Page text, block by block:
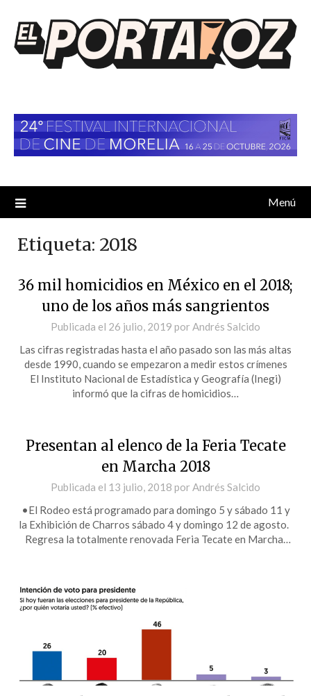
contenido
Menú
Etiqueta: 2018
36 mil homicidios en México en el 2018;
uno de los años más sangrientos
Publicada el 26 julio, 2019 por Andrés Salcido
Las cifras registradas hasta el año pasado son las más altas
desde 1990, cuando se empezaron a medir estos crímenes
El Instituto Nacional de Estadística y Geografía (Inegi)
informó que la cifras de homicidios…
Presentan al elenco de la Feria Tecate
en Marcha 2018
Publicada el 13 julio, 2018 por Andrés Salcido
•El Rodeo está programado para domingo 5 y sábado 11 y
la Exhibición de Charros sábado 4 y domingo 12 de agosto.
Regresa la totalmente renovada Feria Tecate en Marcha…